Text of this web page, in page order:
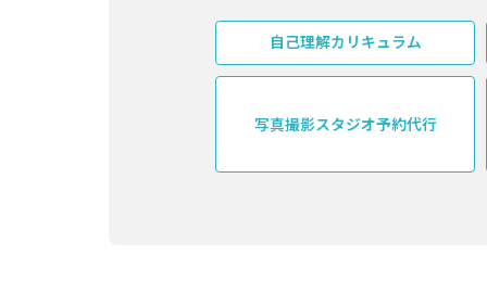
自己理解カリキュラム
写真撮影スタジオ予約代行